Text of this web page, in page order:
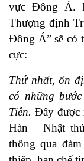
vực Đông Á.
Thượng định
Đông Á” sẽ có
cực:
Thứ nhất, ổn
có những
Tiên. Đây được
Hàn – Nhật
thông qua